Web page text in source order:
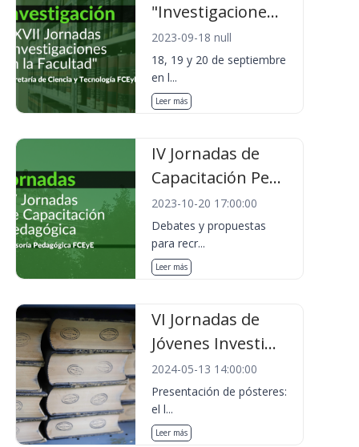
"Investigacione...
2023-09-18 null
18, 19 y 20 de septiembre
en l...
Leer más
IV Jornadas de
Capacitación Pe...
2023-10-20 17:00:00
Debates y propuestas
para recr...
Leer más
VI Jornadas de
Jóvenes Investi...
2024-05-13 14:00:00
Presentación de pósteres:
el l...
Leer más